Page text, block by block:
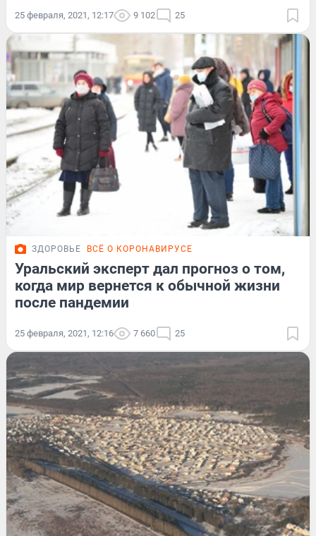
25 февраля, 2021, 12:17 9 102 25
ЗДОРОВЬЕ ВСЁ О КОРОНАВИРУСЕ
Уральский эксперт дал прогноз о том,
когда мир вернется к обычной жизни
после пандемии
25 февраля, 2021, 12:16 7 660 25